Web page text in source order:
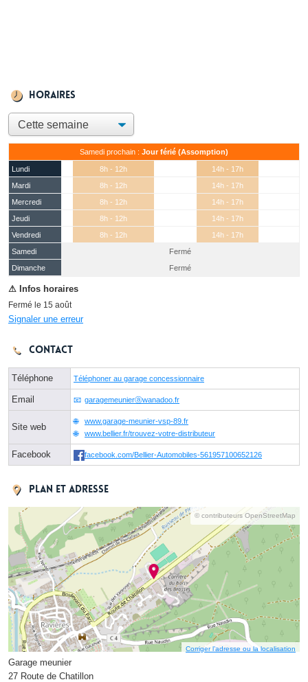
Horaires
Samedi prochain : Jour férié (Assomption)
Lundi 8h - 12h
14h - 17h
Mardi
8h - 12h
14h - 17h
Mercredi
8h - 12h
14h - 17h
Jeudi
8h - 12h
14h - 17h
Vendredi
8h - 12h
14h - 17h
Samedi
(15 août)
Fermé
Dimanche
Fermé
Fermé le 15 août
Signaler une erreur
Contact
Téléphone Téléphoner au garage concessionnaire
Email garagemeunierⓐwanadoo.fr
Site web
www.garage-meunier-vsp-89.fr
www.bellier.fr/trouvez-votre-distributeur
Facebook facebook.com/Bellier-Automobiles-561957100652126
Plan et adresse
© contributeurs OpenStreetMap
Corriger l’adresse ou la localisation
Garage meunier
27 Route de Chatillon